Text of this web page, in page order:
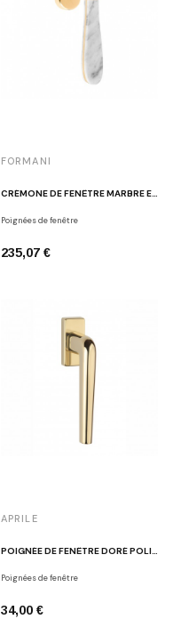
FORMANI
CRÉMONE DE FENÊTRE MARBRE ET DORÉ POLI LAZARO ROSA-VIOLAN LZ100MA-DK OLMA
Poignées de fenêtre
235,07 €
APRILE
POIGNÉE DE FENÊTRE DORÉ POLI APRILE FUNKIA
Poignées de fenêtre
34,00 €